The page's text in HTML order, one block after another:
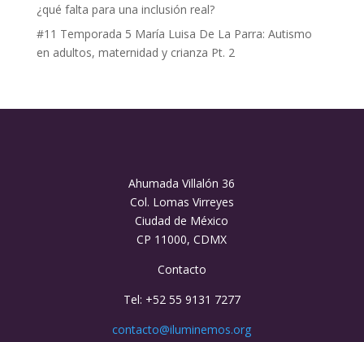
¿qué falta para una inclusión real?
#11 Temporada 5 María Luisa De La Parra: Autismo
en adultos, maternidad y crianza Pt. 2
Ahumada Villalón 36
Col. Lomas Virreyes
Ciudad de México
CP 11000, CDMX
Contacto
Tel: +52 55 9131 7277
contacto@iluminemos.org